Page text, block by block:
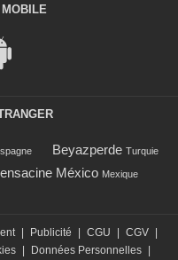
Beyazperde Turquie
México Mexique
| Publicité | CGU | CGV |
| Données Personnelles |